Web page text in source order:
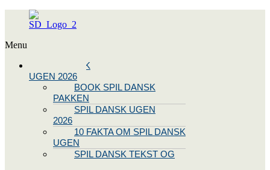
Menu
SPIL DANSK
UGEN 2026
BOOK SPIL DANSK
PAKKEN
SPIL DANSK UGEN
2026
10 FAKTA OM SPIL DANSK
UGEN
SPIL DANSK TEKST OG